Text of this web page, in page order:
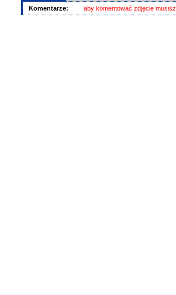
Komentarze:
aby komentować zdjęcie musisz